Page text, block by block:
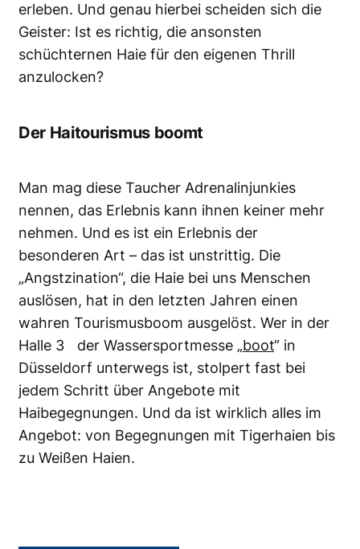
erleben. Und genau hierbei scheiden sich die
Geister: Ist es richtig, die ansonsten
schüchternen Haie für den eigenen Thrill
anzulocken?
Der Haitourismus boomt
Man mag diese Taucher Adrenalinjunkies
nennen, das Erlebnis kann ihnen keiner mehr
nehmen. Und es ist ein Erlebnis der
besonderen Art – das ist unstrittig. Die
„Angstzination“, die Haie bei uns Menschen
auslösen, hat in den letzten Jahren einen
wahren Tourismusboom ausgelöst. Wer in der
Halle 3 der Wassersportmesse „boot“ in
Düsseldorf unterwegs ist, stolpert fast bei
jedem Schritt über Angebote mit
Haibegegnungen. Und da ist wirklich alles im
Angebot: von Begegnungen mit Tigerhaien bis
zu Weißen Haien.